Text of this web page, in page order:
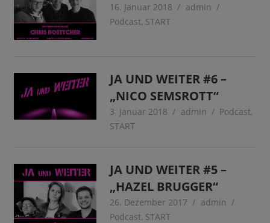
16. Januar 2018
admin
Podcast, START
JA UND WEITER #6 –
„NICO SEMSROTT“
3. Januar 2018 admin Podcast,
START
JA UND WEITER #5 –
„HAZEL BRUGGER“
26. Dezember 2017
admin
Podcast, START